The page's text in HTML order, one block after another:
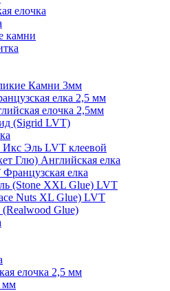
елочка
камни
Камни 3мм
елка 2,5 мм
елочка 2,5мм
(Sigrid LVT)
Икс Эль LVT клеевой
Глю) Английская елка
елка
(Stone XXL Glue) LVT
Nuts XL Glue) LVT
Glue)
елочка 2,5 мм
мм